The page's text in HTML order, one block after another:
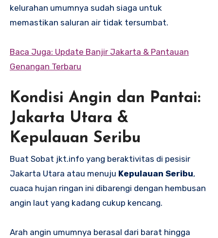
kelurahan umumnya sudah siaga untuk
memastikan saluran air tidak tersumbat.
Baca Juga: Update Banjir Jakarta & Pantauan
Genangan Terbaru
Kondisi Angin dan Pantai:
Jakarta Utara &
Kepulauan Seribu
Buat Sobat jkt.info yang beraktivitas di pesisir
Jakarta Utara atau menuju Kepulauan Seribu,
cuaca hujan ringan ini dibarengi dengan hembusan
angin laut yang kadang cukup kencang.
Arah angin umumnya berasal dari barat hingga